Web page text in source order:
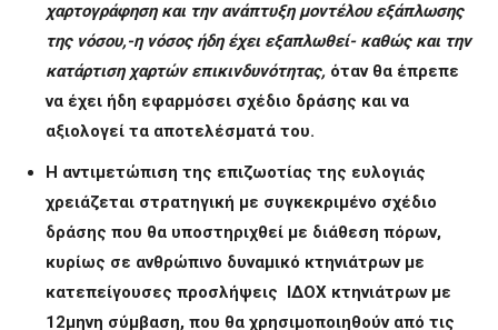
χαρτογράφηση και την ανάπτυξη μοντέλου εξάπλωσης
της νόσου,-η νόσος ήδη έχει εξαπλωθεί- καθώς και την
κατάρτιση χαρτών επικινδυνότητας, όταν θα έπρεπε
να έχει ήδη εφαρμόσει σχέδιο δράσης και να
αξιολογεί τα αποτελέσματά του.
Η αντιμετώπιση της επιζωοτίας της ευλογιάς
χρειάζεται στρατηγική με συγκεκριμένο σχέδιο
δράσης που θα υποστηριχθεί με διάθεση πόρων,
κυρίως σε ανθρώπινο δυναμικό κτηνιάτρων με
κατεπείγουσες προσλήψεις ΙΔΟΧ κτηνιάτρων με
12μηνη σύμβαση, που θα χρησιμοποιηθούν από τις